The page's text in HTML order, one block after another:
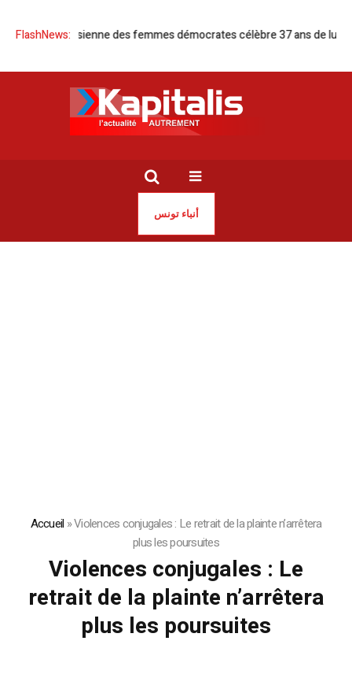
FlashNews:
tunisienne des femmes démocrates célèbre 37 ans de luttes et
أنباء تونس
Accueil »Violences conjugales : Le retrait de la plainte n’arrêtera
plus les poursuites
Violences conjugales : Le
retrait de la plainte n’arrêtera
plus les poursuites